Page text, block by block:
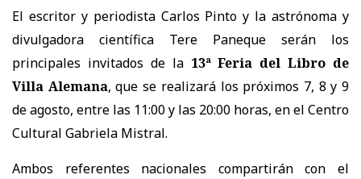
El escritor y periodista Carlos Pinto y la astrónoma y
divulgadora científica Tere Paneque serán los
principales invitados de la 13ª Feria del Libro de
Villa Alemana, que se realizará los próximos 7, 8 y 9
de agosto, entre las 11:00 y las 20:00 horas, en el Centro
Cultural Gabriela Mistral.
Ambos referentes nacionales compartirán con el